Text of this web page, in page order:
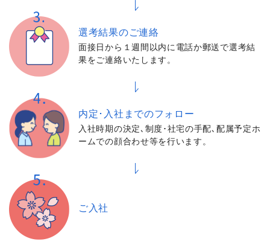
選考結果のご連絡
面接日から１週間以内に電話か郵送で選考結
果をご連絡いたします。
内定･入社までのフォロー
入社時期の決定､制度･社宅の手配､配属予定ホ
ームでの顔合わせ等を行います。
ご入社